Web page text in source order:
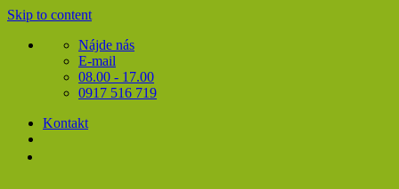
Skip to content
Nájde nás
E-mail
08.00 - 17.00
0917 516 719
Kontakt